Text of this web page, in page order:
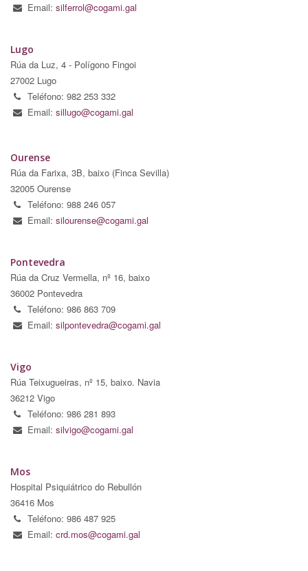
Email: silferrol@cogami.gal
Lugo
Rúa da Luz, 4 - Polígono Fingoi
27002 Lugo
Teléfono: 982 253 332
Email: sillugo@cogami.gal
Ourense
Rúa da Farixa, 3B, baixo (Finca Sevilla)
32005 Ourense
Teléfono: 988 246 057
Email: silourense@cogami.gal
Pontevedra
Rúa da Cruz Vermella, nº 16, baixo
36002 Pontevedra
Teléfono: 986 863 709
Email: silpontevedra@cogami.gal
Vigo
Rúa Teixugueiras, nº 15, baixo. Navia
36212 Vigo
Teléfono: 986 281 893
Email: silvigo@cogami.gal
Mos
Hospital Psiquiátrico do Rebullón
36416 Mos
Teléfono: 986 487 925
Email: crd.mos@cogami.gal